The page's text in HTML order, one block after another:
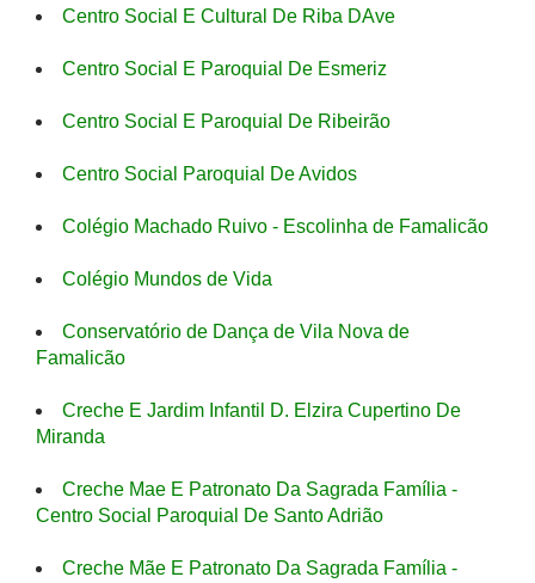
Centro Social E Cultural De Riba DAve
Centro Social E Paroquial De Esmeriz
Centro Social E Paroquial De Ribeirão
Centro Social Paroquial De Avidos
Colégio Machado Ruivo - Escolinha de Famalicão
Colégio Mundos de Vida
Conservatório de Dança de Vila Nova de
Famalicão
Creche E Jardim Infantil D. Elzira Cupertino De
Miranda
Creche Mae E Patronato Da Sagrada Família -
Centro Social Paroquial De Santo Adrião
Creche Mãe E Patronato Da Sagrada Família -